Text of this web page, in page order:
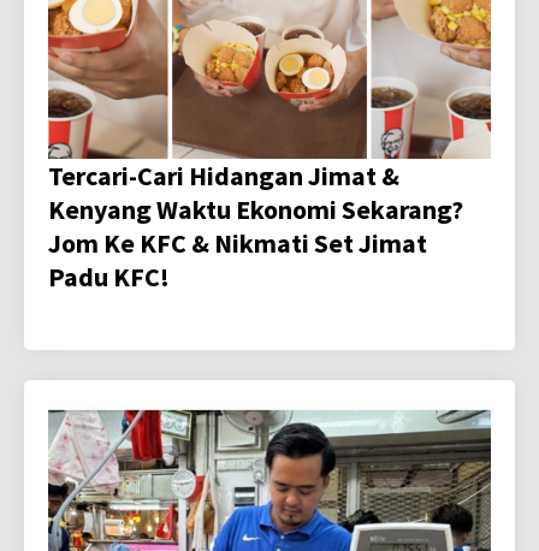
Tercari-Cari Hidangan Jimat &
Kenyang Waktu Ekonomi Sekarang?
Jom Ke KFC & Nikmati Set Jimat
Padu KFC!